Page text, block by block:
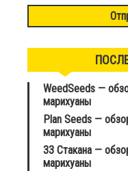
WeedSeeds —
марихуаны
Plan Seeds —
марихуаны
33 Стакана —
марихуаны